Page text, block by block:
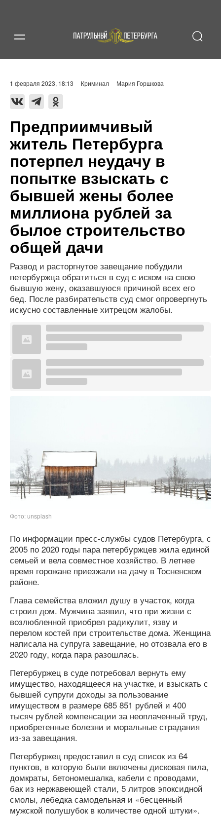
1 февраля 2023, 18:13 Криминал Мария Горшкова
Предприимчивый
житель Петербурга
потерпел неудачу в
попытке взыскать с
бывшей жены более
миллиона рублей за
былое строительство
общей дачи
Развод и расторгнутое завещание побудили
петербуржца обратиться в суд с иском на свою
бывшую жену, оказавшуюся причиной всех его
бед. После разбирательств суд смог опровергнуть
искусно составленные хитрецом жалобы.
Фото: unsplash
По информации пресс-службы судов Петербурга, с
2005 по 2020 годы пара петербуржцев жила единой
семьей и вела совместное хозяйство. В летнее
время горожане приезжали на дачу в Тосненском
районе.
Глава семейства вложил душу в участок, когда
строил дом. Мужчина заявил, что при жизни с
возлюбленной приобрел радикулит, язву и
перелом костей при строительстве дома. Женщина
написала на супруга завещание, но отозвала его в
2020 году, когда пара разошлась.
Петербуржец в суде потребовал вернуть ему
имущество, находящееся на участке, и взыскать с
бывшей супруги доходы за пользование
имуществом в размере 685 851 рублей и 400
тысяч рублей компенсации за неоплаченный труд,
приобретенные болезни и моральные страдания
из-за завещания.
Петербуржец предоставил в суд список из 64
пунктов, в которую были включены дисковая пила,
домкраты, бетономешалка, кабели с проводами,
бак из нержавеющей стали, 5 литров эпоксидной
смолы, лебедка самодельная и «бесценный
мужской полушубок в количестве одной штуки».